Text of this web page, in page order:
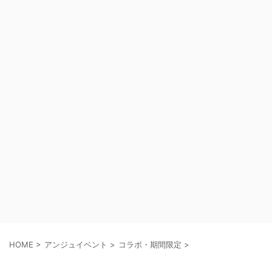
HOME > アンジュイベント > コラボ・期間限定 >